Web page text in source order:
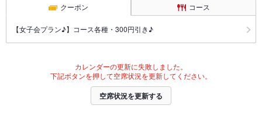
クーポン コース
【女子会プラン♪】コース各種・300円引き♪
カレンダーの更新に失敗しました。
下記ボタンを押して空席状況を更新してください。
空席状況を更新する